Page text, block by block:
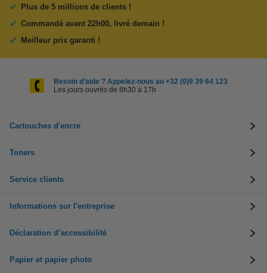
Plus de 5 millions de clients !
Commandé avant 22h00, livré demain !
Meilleur prix garanti !
Besoin d’aide ? Appelez-nous au +32 (0)9 39 64 123
Les jours ouvrés de 8h30 à 17h
Cartouches d'encre
Toners
Service clients
Informations sur l'entreprise
Déclaration d’accessibilité
Papier et papier photo